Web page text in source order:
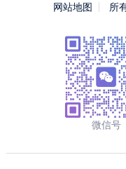
网站地图 所
微信号